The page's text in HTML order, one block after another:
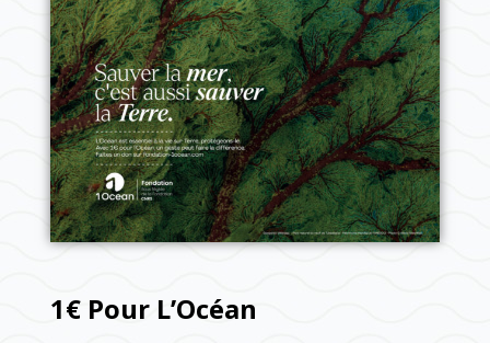
1€ Pour L’Océan